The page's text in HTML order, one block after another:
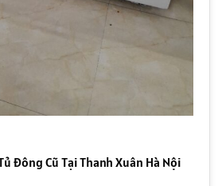
Đông Cũ Tại Thanh Xuân Hà Nội